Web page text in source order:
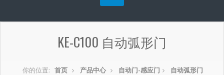
KE-C100 自动弧形门
你的位置: 首页 产品中心 自动门-感应门
自动弧形门